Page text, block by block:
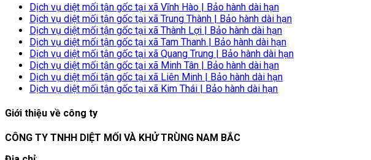
Dịch vụ diệt mối tận gốc tại xã Vĩnh Hào | Bảo hành dài hạn
Dịch vụ diệt mối tận gốc tại xã Trung Thành | Bảo hành dài hạn
Dịch vụ diệt mối tận gốc tại xã Thành Lợi | Bảo hành dài hạn
Dịch vụ diệt mối tận gốc tại xã Tam Thanh | Bảo hành dài hạn
Dịch vụ diệt mối tận gốc tại xã Quang Trung | Bảo hành dài hạn
Dịch vụ diệt mối tận gốc tại xã Minh Tân | Bảo hành dài hạn
Dịch vụ diệt mối tận gốc tại xã Liên Minh | Bảo hành dài hạn
Dịch vụ diệt mối tận gốc tại xã Kim Thái | Bảo hành dài hạn
Giới thiệu về công ty
CÔNG TY TNHH DIỆT MỐI VÀ KHỬ TRÙNG NAM BẮC